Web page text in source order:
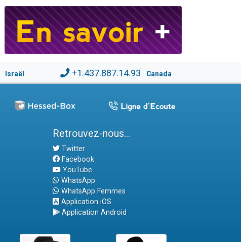
Israël +1.437.887.14.93 Canada
Retrouvez-nous...
Twitter
Facebook
YouTube
WhatsApp
WhatsApp Femmes
Application iOS
Application Android